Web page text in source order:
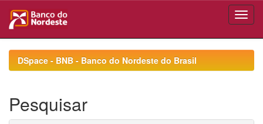
navigationDSpace - BNB - Banco do Nordeste do Brasil
Pesquisar